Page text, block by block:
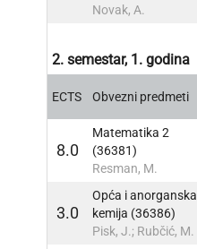
Novak, A.
2. semestar, 1. godina
ECTS Obvezni predmeti
8.0
Matematika 2
(36381)
Resman, M.
3.0
Opća i anorganska
kemija (36386)
Pisk, J.; Rubčić, M.